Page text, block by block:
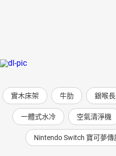
實木床架 牛肋 銀喉
一體式水冷 空氣清淨機
Nintendo Switch 寶可夢傳